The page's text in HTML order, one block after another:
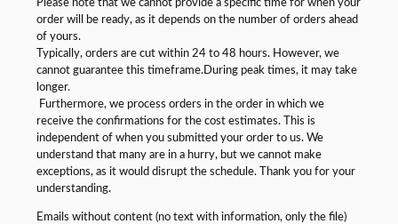
Please note that we cannot provide a specific time for when your
order will be ready, as it depends on the number of orders ahead
of yours.
Typically, orders are cut within 24 to 48 hours. However, we
cannot guarantee this timeframe.During peak times, it may take
longer.
Furthermore, we process orders in the order in which we
receive the confirmations for the cost estimates. This is
independent of when you submitted your order to us. We
understand that many are in a hurry, but we cannot make
exceptions, as it would disrupt the schedule. Thank you for your
understanding.
Emails without content (no text with information, only the file)